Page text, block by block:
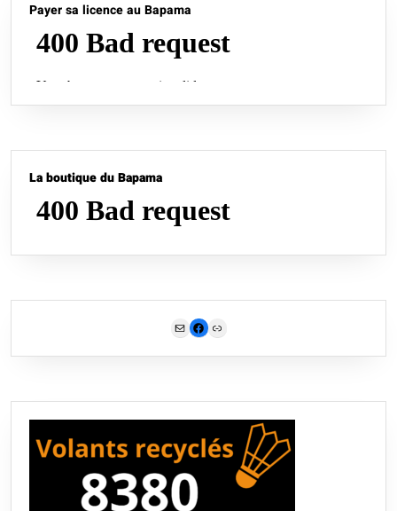
Payer sa licence au Bapama
La boutique du Bapama
MailFacebook
Link